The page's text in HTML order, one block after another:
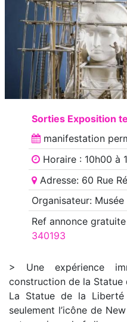
Sorties Exposition
manifestation
Horaire : 10h00 à
Adresse: 60 Rue
Organisateur:
Ref annoncegratuite
340193
> Une expérience
construction de la Statue
La Statue de la
seulement l’icône de